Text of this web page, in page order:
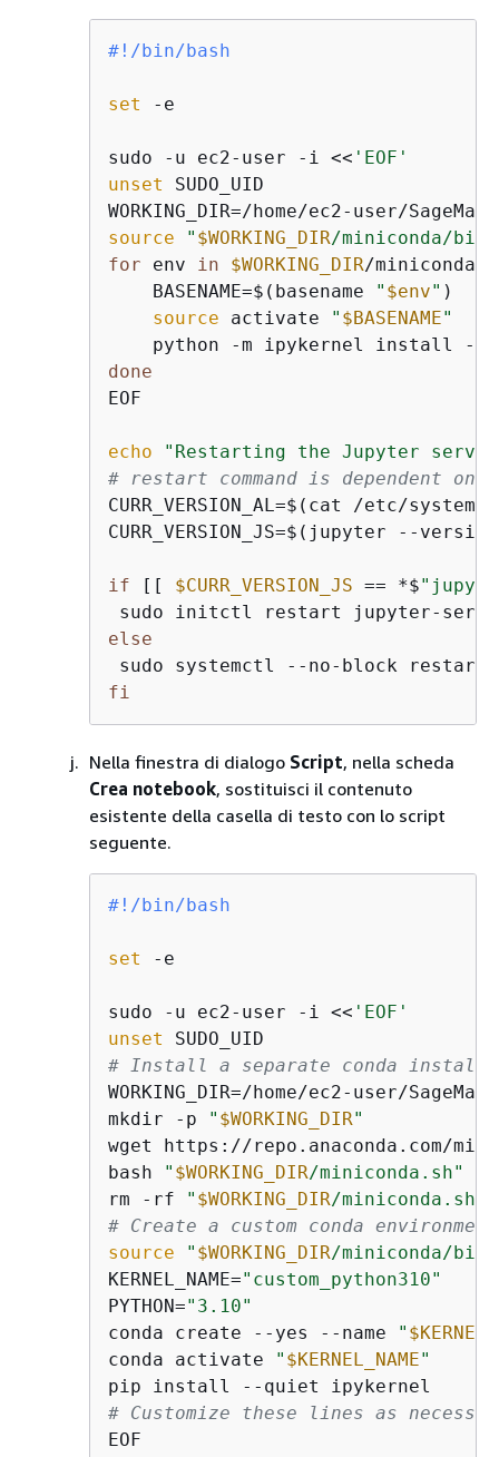
#!/bin/bash
set -e
sudo -u ec2-user -i << 'EOF'
unset
SUDO_UID
source " $WORKING_DIR/miniconda/
for env in $WORKING_DIR/
    BASENAME=$(basename
" $env" )
source activate " $BASENAME"
python -m ipykernel install
done
EOF
echo
"Restarting the Jupyter
# restart command is dependent on
CURR_VERSION_AL=$(cat /etc/
CURR_VERSION_JS=$(jupyter --
if [[ $CURR_VERSION_JS == *$
else
fi
Nella finestra di dialogo Script, nella scheda
Crea notebook, sostituisci il contenuto
esistente della casella di testo con lo script
seguente.
#!/bin/bash
set -e
sudo -u ec2-user -i << 'EOF'
unset
# Install a separate conda
WORKING_DIR=/home/ec2-user/
mkdir -p
" $WORKING_DIR"
wget https://repo.anaconda.com/
bash
" $WORKING_DIR/miniconda.sh"
rm -rf
" $WORKING_DIR/miniconda.sh"
# Create a custom conda environment
source
" $WORKING_DIR/miniconda/
KERNEL_NAME="custom_python310"
PYTHON="3.10"
conda create --yes --name
"
conda activate
" $KERNEL_NAME"
# Customize these lines as
EOF